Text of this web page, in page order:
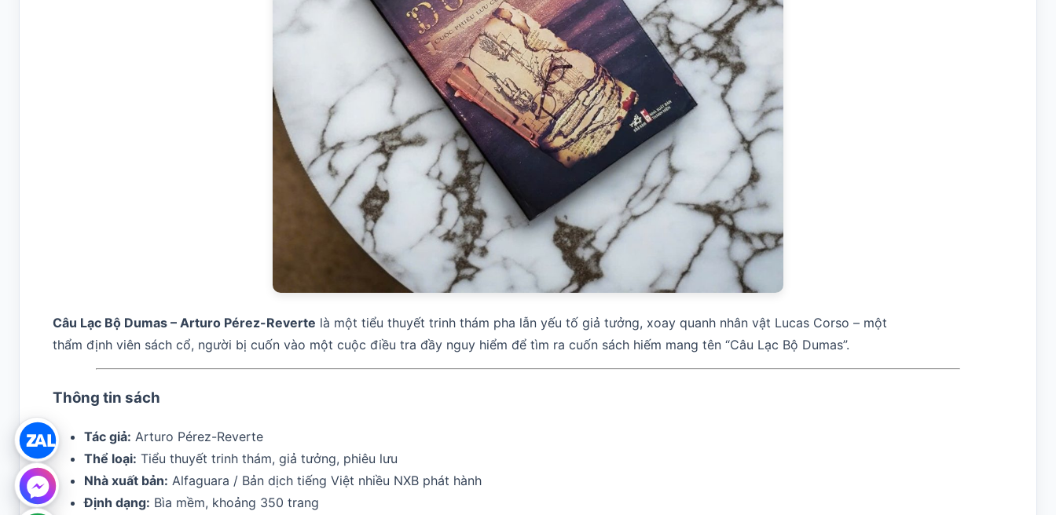
Câu Lạc Bộ Dumas – Arturo Pérez-Reverte là một tiểu thuyết trinh thám pha lẫn yếu tố giả tưởng, xoay quanh nhân vật Lucas Corso – một
thẩm định viên sách cổ, người bị cuốn vào một cuộc điều tra đầy nguy hiểm để tìm ra cuốn sách hiếm mang tên “Câu Lạc Bộ Dumas”.
Thông tin sách
Tác giả: Arturo Pérez-Reverte
Thể loại: Tiểu thuyết trinh thám, giả tưởng, phiêu lưu
Nhà xuất bản: Alfaguara / Bản dịch tiếng Việt nhiều NXB phát hành
Định dạng: Bìa mềm, khoảng 350 trang